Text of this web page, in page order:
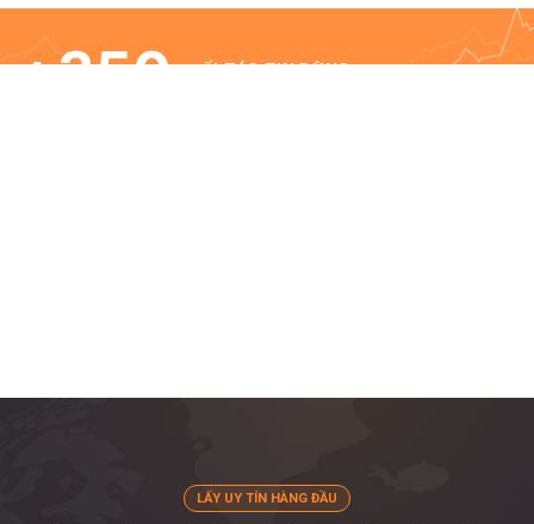
+350 ĐỐI TÁC TIN DÙNG
LẤY UY TÍN HÀNG ĐẦU